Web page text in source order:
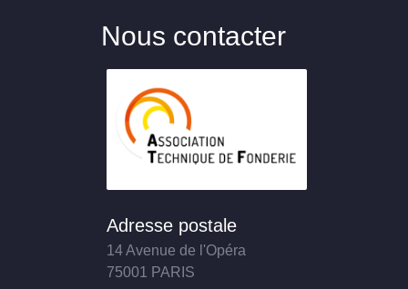
Nous contacter
Adresse postale
14 Avenue de l'Opéra
75001 PARIS